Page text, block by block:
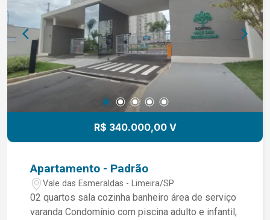
R$ 340.000,00 V
Apartamento - Padrão
Vale das Esmeraldas - Limeira/SP
02 quartos sala cozinha banheiro área de serviço
varanda Condomínio com piscina adulto e infantil,